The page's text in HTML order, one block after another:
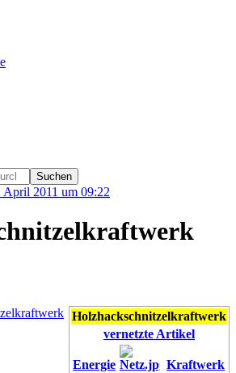
April 2011 um 09:22
Holzhackschnitzelkraftwerk
vernetzte Artikel
Energie Kraftwerk